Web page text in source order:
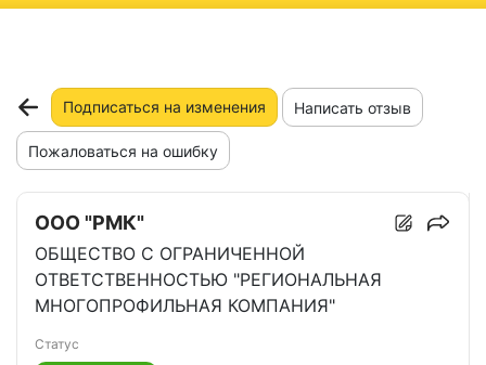
Подписаться на изменения Написать отзыв
Пожаловаться на ошибку
ООО "РМК"
ОБЩЕСТВО С ОГРАНИЧЕННОЙ
ОТВЕТСТВЕННОСТЬЮ "РЕГИОНАЛЬНАЯ
МНОГОПРОФИЛЬНАЯ КОМПАНИЯ"
Статус